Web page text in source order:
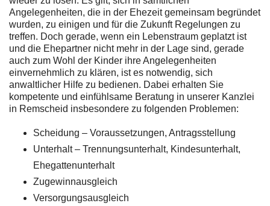
Angelegenheiten, die in der Ehezeit gemeinsam begründet
wurden, zu einigen und für die Zukunft Regelungen zu
treffen. Doch gerade, wenn ein Lebenstraum geplatzt ist
und die Ehepartner nicht mehr in der Lage sind, gerade
auch zum Wohl der Kinder ihre Angelegenheiten
einvernehmlich zu klären, ist es notwendig, sich
anwaltlicher Hilfe zu bedienen. Dabei erhalten Sie
kompetente und einfühlsame Beratung in unserer Kanzlei
in Remscheid insbesondere zu folgenden Problemen:
Scheidung – Voraussetzungen, Antragsstellung
Unterhalt – Trennungsunterhalt, Kindesunterhalt,
Ehegattenunterhalt
Zugewinnausgleich
Versorgungsausgleich